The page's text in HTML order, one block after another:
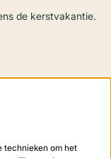
de kerstvakantie.
technieken om het